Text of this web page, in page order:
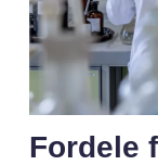
Fordele